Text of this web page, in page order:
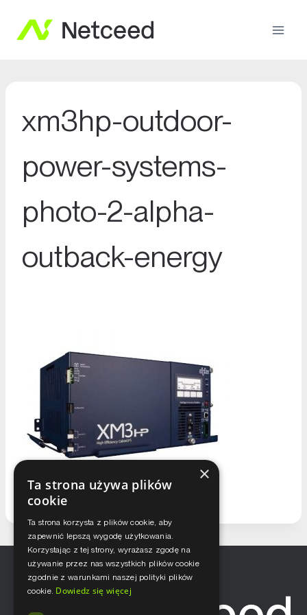
xm3hp-outdoor-
power-systems-
photo-2-alpha-
outback-energy
×
Ta strona używa plików
cookie
Ta strona korzysta z plików cookie, aby
zapewnić lepszą wygodę użytkowania.
Korzystając z tej strony, wyrażasz zgodę na
używanie przez nas wszystkich plików cookie
zgodnie z warunkami naszej polityki plików
cookie. Dowiedz się więcej